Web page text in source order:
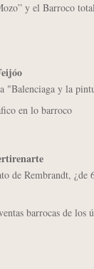
y el Barroco
"Balenciaga y la
en lo barroco
de Rembrandt, ¿de
barrocas de los